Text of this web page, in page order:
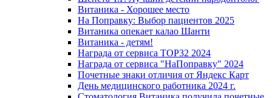
Витаника - Хорошее место
На Поправку: Выбор пациентов 2025
Витаника опекает калао Шанти
Витаника - детям!
Награда от сервиса TOP32 2024
Награда от сервиса "НаПоправку" 2024
Почетные знаки отличия от Яндекс Карт
День медицинского работника 2024 г.